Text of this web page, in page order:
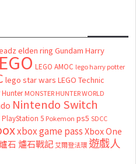
elden ring Gundam Harry
LEGO AMOC lego harry potter
lego star wars LEGO Technic
Hunter MONSTER HUNTER WORLD
Nintendo Switch
PlayStation 5 Pokemon ps5 SDCC
xbox game passXbox One
爐石 爐石戰記艾爾登法環 遊戲人